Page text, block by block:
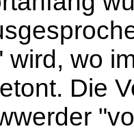
wird, wo
Die